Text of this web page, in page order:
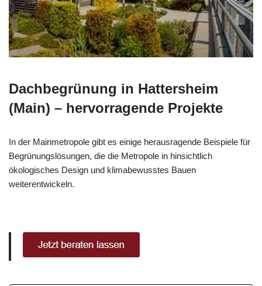
Dachbegrünung in Hattersheim
(Main) – hervorragende Projekte
In der Mainmetropole gibt es einige herausragende Beispiele für
Begrünungslösungen, die die Metropole in hinsichtlich
ökologisches Design und klimabewusstes Bauen
weiterentwickeln.